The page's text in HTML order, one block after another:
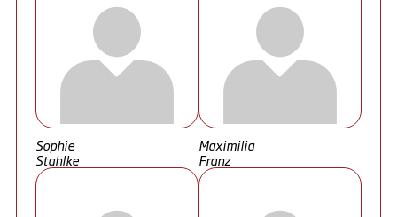
Sophie
Stahlke
Maximilia
Franz